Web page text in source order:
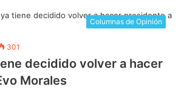
Columnas de Opinión
301
decidido volver a hacer
Morales